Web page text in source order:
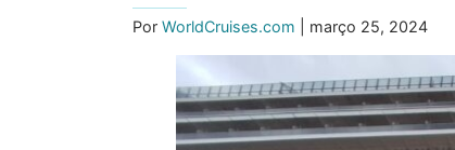
Por WorldCruises.com | março 25, 2024